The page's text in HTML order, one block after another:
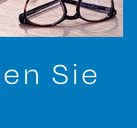
Sie